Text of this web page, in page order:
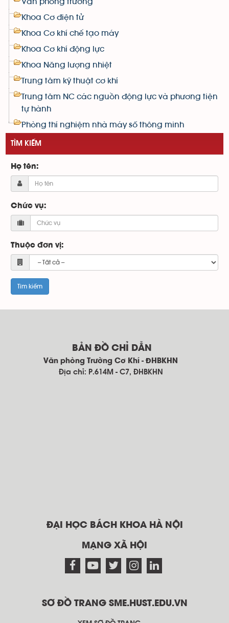
Khoa Cơ điện tử
Khoa Cơ khí chế tạo máy
Khoa Cơ khí động lực
Khoa Năng lượng nhiệt
Trung tâm kỹ thuật cơ khí
Trung tâm NC các nguồn động lực và phương tiện
tự hành
Phòng thí nghiệm nhà máy số thông minh
TÌM KIẾM
Họ tên:
Chức vụ:
Thuộc đơn vị:
BẢN ĐỒ CHỈ DẪN
Văn phòng Trường Cơ Khí - ĐHBKHN
Địa chỉ: P.614M - C7, ĐHBKHN
ĐẠI HỌC BÁCH KHOA HÀ NỘI
MẠNG XÃ HỘI
SƠ ĐỒ TRANG SME.HUST.EDU.VN